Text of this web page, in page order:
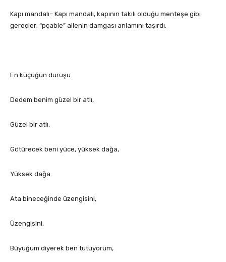
Kapı mandalı– Kapı mandalı, kapının takılı olduğu menteşe gibi
gereçler; “pçable” ailenin damgası anlamını taşırdı.
En küçüğün duruşu
Dedem benim güzel bir atlı,
Güzel bir atlı,
Götürecek beni yüce, yüksek dağa,
Yüksek dağa.
Ata bineceğinde üzengisini,
Üzengisini,
Büyüğüm diyerek ben tutuyorum,